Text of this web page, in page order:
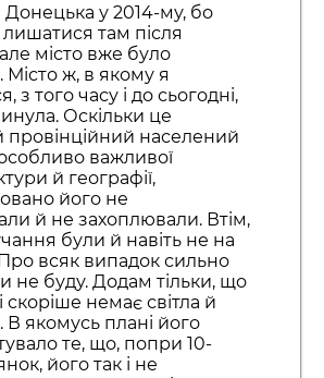
Донецька у 2014-му, бо
там після
місто вже було
Місто ж, в якому я
з того часу і до сьогодні,
Оскільки це
провінційний населений
важливої
й географії,
його не
й не захоплювали. Втім,
були й навіть не на
всяк випадок сильно
не буду. Додам тільки, що
скоріше немає світла й
В якомусь плані його
те, що, попри 10-
його так і не